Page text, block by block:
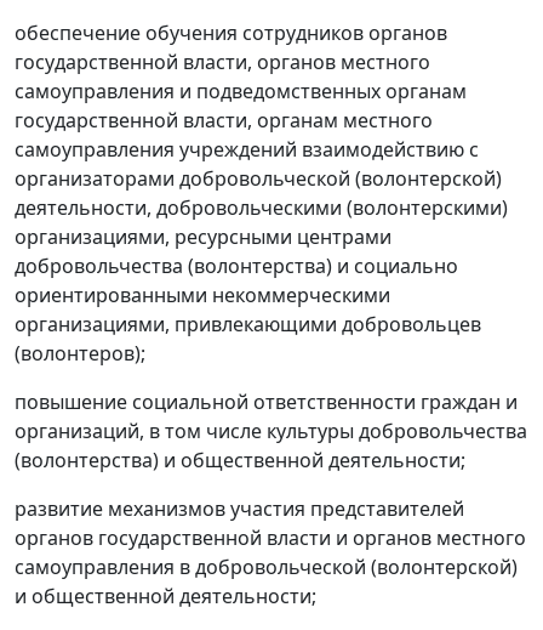
обеспечение обучения сотрудников органов
государственной власти, органов местного
самоуправления и подведомственных органам
государственной власти, органам местного
самоуправления учреждений взаимодействию с
организаторами добровольческой (волонтерской)
деятельности, добровольческими (волонтерскими)
организациями, ресурсными центрами
добровольчества (волонтерства) и социально
ориентированными некоммерческими
организациями, привлекающими добровольцев
(волонтеров);
повышение социальной ответственности граждан и
организаций, в том числе культуры добровольчества
(волонтерства) и общественной деятельности;
развитие механизмов участия представителей
органов государственной власти и органов местного
самоуправления в добровольческой (волонтерской)
и общественной деятельности;